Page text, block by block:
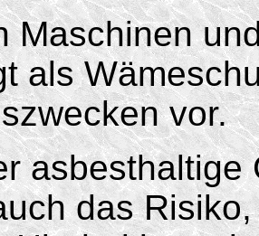
Maschinen
als
vor.
das